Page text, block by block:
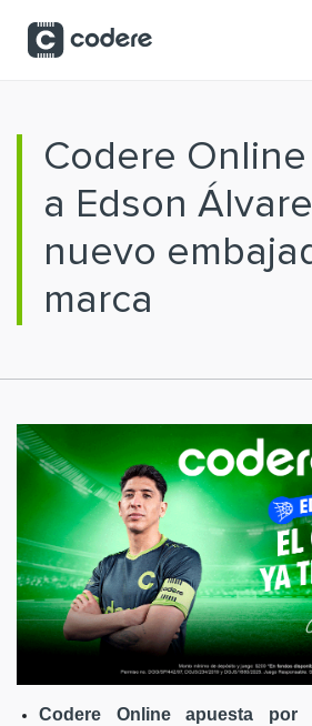
Codere
a Edson
nuevo
marca
Codere Online apuesta por